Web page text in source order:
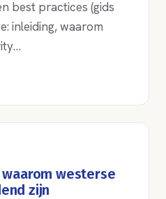
best practices (gids
inleiding, waarom
westerse
zijn